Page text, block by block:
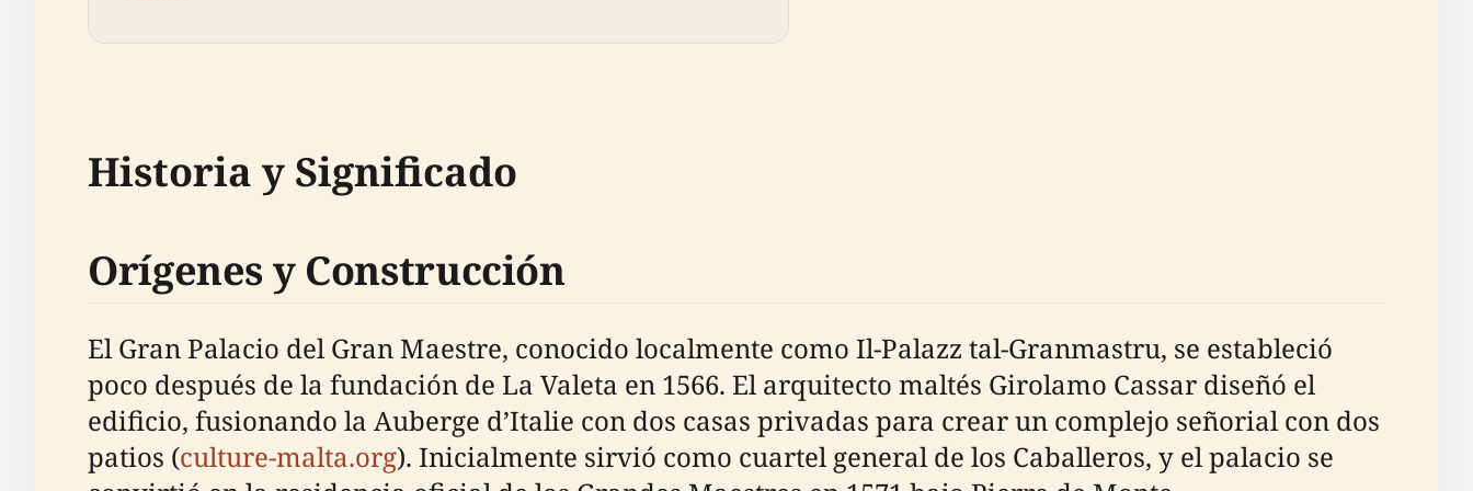
Historia y Significado
Orígenes y Construcción
El Gran Palacio del Gran Maestre, conocido localmente como Il-Palazz tal-Granmastru, se estableció
poco después de la fundación de La Valeta en 1566. El arquitecto maltés Girolamo Cassar diseñó el
edificio, fusionando la Auberge d’Italie con dos casas privadas para crear un complejo señorial con dos
patios (culture-malta.org). Inicialmente sirvió como cuartel general de los Caballeros, y el palacio se